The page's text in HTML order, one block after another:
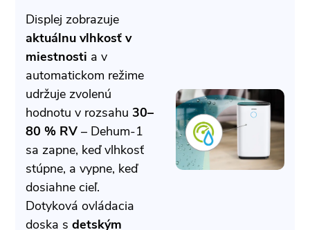
Displej zobrazuje
aktuálnu vlhkosť v
miestnosti a v
automatickom režime
udržuje zvolenú
hodnotu v rozsahu 30–
80 % RV – Dehum-1
sa zapne, keď vlhkosť
stúpne, a vypne, keď
dosiahne cieľ.
Dotyková ovládacia
doska s detským